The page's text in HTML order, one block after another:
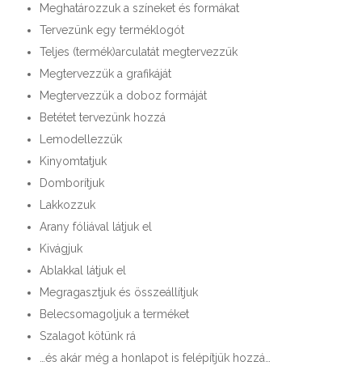
Meghatározzuk a színeket és formákat
Tervezünk egy terméklogót
Teljes (termék)arculatát megtervezzük
Megtervezzük a grafikáját
Megtervezzük a doboz formáját
Betétet tervezünk hozzá
Lemodellezzük
Kinyomtatjuk
Domborítjuk
Lakkozzuk
Arany fóliával látjuk el
Kivágjuk
Ablakkal látjuk el
Megragasztjuk és összeállítjuk
Belecsomagoljuk a terméket
Szalagot kötünk rá
…és akár még a honlapot is felépítjük hozzá…